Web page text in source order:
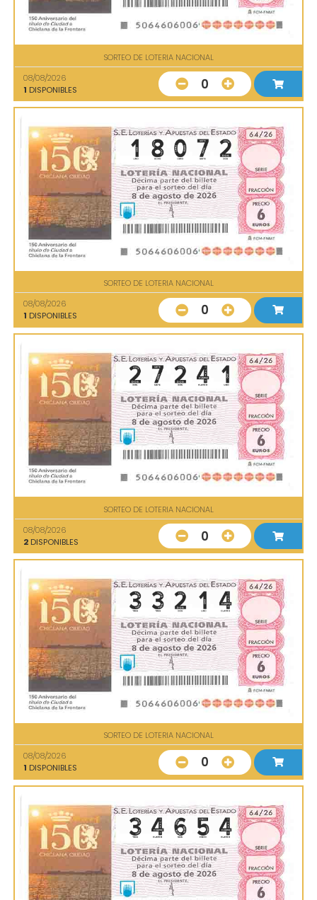
SORTEO DE LOTERIA NACIONAL
08/08/2026
1 DISPONIBLES 0
SORTEO DE LOTERIA NACIONAL
08/08/2026
1 DISPONIBLES 0
SORTEO DE LOTERIA NACIONAL
08/08/2026
2 DISPONIBLES 0
SORTEO DE LOTERIA NACIONAL
08/08/2026
1 DISPONIBLES 0